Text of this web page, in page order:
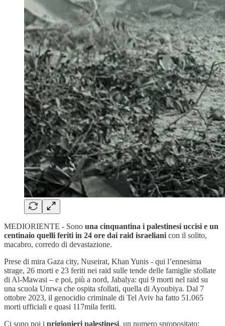
MEDIORIENTE - Sono una cinquantina i palestinesi uccisi e un
centinaio quelli feriti in 24 ore dai raid israeliani con il solito,
macabro, corredo di devastazione.
Prese di mira Gaza city, Nuseirat, Khan Yunis - qui l’ennesima
strage, 26 morti e 23 feriti nei raid sulle tende delle famiglie sfollate
di Al-Mawasi – e poi, più a nord, Jabalya: qui 9 morti nel raid su
una scuola Unrwa che ospita sfollati, quella di Ayoubiya. Dal 7
ottobre 2023, il genocidio criminale di Tel Aviv ha fatto 51.065
morti ufficiali e quasi 117mila feriti.
Ci sono poi i prigionieri palestinesi, un numero spropositato: